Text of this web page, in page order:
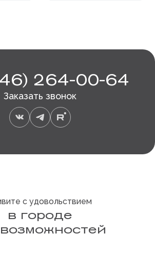
264-00-64
Заказать звонок
с удовольствием
в городе